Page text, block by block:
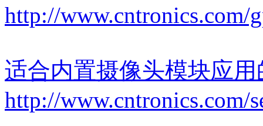
http://www.cntronics.com/
适合内置摄像头模块应
http://www.cntronics.com/